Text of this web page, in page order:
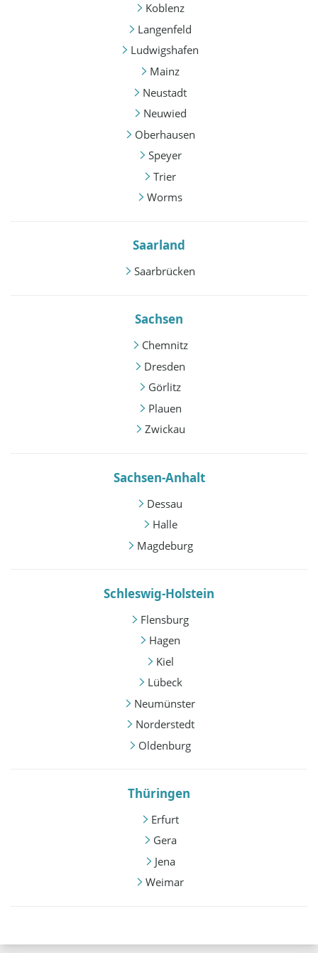
Koblenz
Langenfeld
Ludwigshafen
Mainz
Neustadt
Neuwied
Oberhausen
Speyer
Trier
Worms
Saarland
Saarbrücken
Sachsen
Chemnitz
Dresden
Görlitz
Plauen
Zwickau
Sachsen-Anhalt
Dessau
Halle
Magdeburg
Schleswig-Holstein
Flensburg
Hagen
Kiel
Lübeck
Neumünster
Norderstedt
Oldenburg
Thüringen
Erfurt
Gera
Jena
Weimar